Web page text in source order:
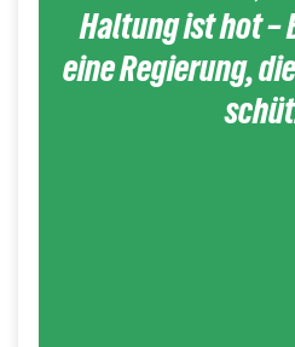
Haltung ist hot –
eine Regierung,